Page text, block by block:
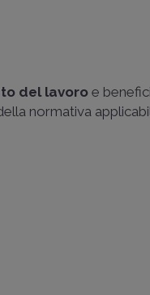
del lavoro e
normativa